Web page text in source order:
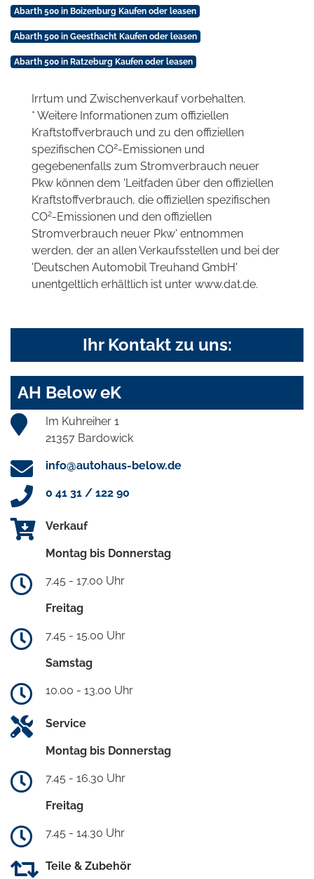
Abarth 500 in Boizenburg Kaufen oder leasen
Abarth 500 in Geesthacht Kaufen oder leasen
Abarth 500 in Ratzeburg Kaufen oder leasen
Irrtum und Zwischenverkauf vorbehalten.
* Weitere Informationen zum offiziellen
Kraftstoffverbrauch und zu den offiziellen
spezifischen CO2-Emissionen und
gegebenenfalls zum Stromverbrauch neuer
Pkw können dem 'Leitfaden über den offiziellen
Kraftstoffverbrauch, die offiziellen spezifischen
CO2-Emissionen und den offiziellen
Stromverbrauch neuer Pkw' entnommen
werden, der an allen Verkaufsstellen und bei der
'Deutschen Automobil Treuhand GmbH'
unentgeltlich erhältlich ist unter www.dat.de.
Ihr Kontakt zu uns:
AH Below eK
Im Kuhreiher 1
21357 Bardowick
info@autohaus-below.de
0 41 31 / 122 90
Verkauf
Montag bis Donnerstag
7.45 - 17.00 Uhr
Freitag
7.45 - 15.00 Uhr
Samstag
10.00 - 13.00 Uhr
Service
Montag bis Donnerstag
7.45 - 16.30 Uhr
Freitag
7.45 - 14.30 Uhr
Teile & Zubehör